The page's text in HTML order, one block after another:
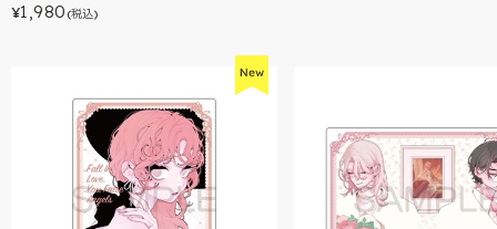
¥1,980 (税込)